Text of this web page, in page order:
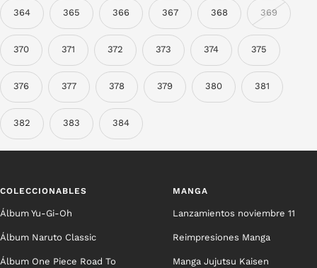
364 365 366 367 368 369
370 371 372 373 374 375
376 377 378 379 380 381
382 383 384
COLECCIONABLES
Álbum Yu-Gi-Oh
Álbum Naruto Classic
Álbum One Piece Road To
MANGA
Lanzamientos noviembre 11
Reimpresiones Manga
Manga Jujutsu Kaisen